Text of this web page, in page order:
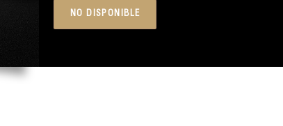
NO DISPONIBLE